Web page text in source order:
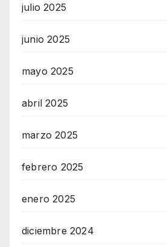
julio 2025
junio 2025
mayo 2025
abril 2025
marzo 2025
febrero 2025
enero 2025
diciembre 2024